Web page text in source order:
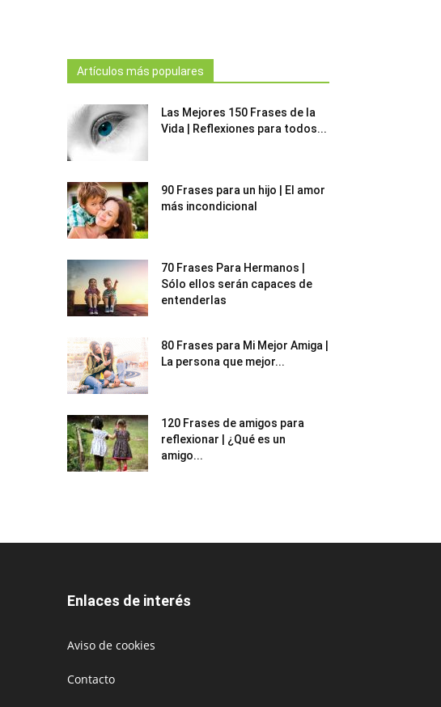
Artículos más populares
Las Mejores 150 Frases de la
Vida | Reflexiones para todos...
90 Frases para un hijo | El amor
más incondicional
70 Frases Para Hermanos |
Sólo ellos serán capaces de
entenderlas
80 Frases para Mi Mejor Amiga |
La persona que mejor...
120 Frases de amigos para
reflexionar | ¿Qué es un
amigo...
Enlaces de interés
Aviso de cookies
Contacto